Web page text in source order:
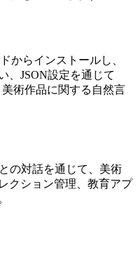
からインストールし、
、JSON設定を通じて
美術作品に関する自然言
の対話を通じて、美術
クション管理、教育アプ